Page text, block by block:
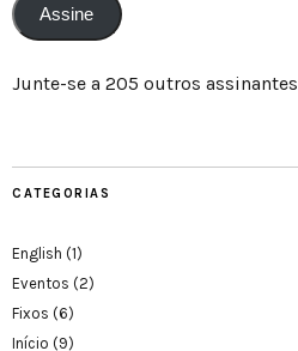
Assine
Junte-se a 205 outros assinantes
CATEGORIAS
English (1)
Eventos (2)
Fixos (6)
Início (9)